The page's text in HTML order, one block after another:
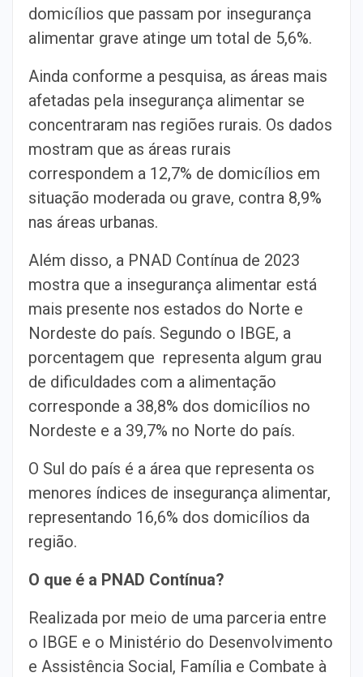
domicílios que passam por insegurança
alimentar grave atinge um total de 5,6%.
Ainda conforme a pesquisa, as áreas mais
afetadas pela insegurança alimentar se
concentraram nas regiões rurais. Os dados
mostram que as áreas rurais
correspondem a 12,7% de domicílios em
situação moderada ou grave, contra 8,9%
nas áreas urbanas.
Além disso, a PNAD Contínua de 2023
mostra que a insegurança alimentar está
mais presente nos estados do Norte e
Nordeste do país. Segundo o IBGE, a
porcentagem que representa algum grau
de dificuldades com a alimentação
corresponde a 38,8% dos domicílios no
Nordeste e a 39,7% no Norte do país.
O Sul do país é a área que representa os
menores índices de insegurança alimentar,
representando 16,6% dos domicílios da
região.
O que é a PNAD Contínua?
Realizada por meio de uma parceria entre
o IBGE e o Ministério do Desenvolvimento
e Assistência Social, Família e Combate à